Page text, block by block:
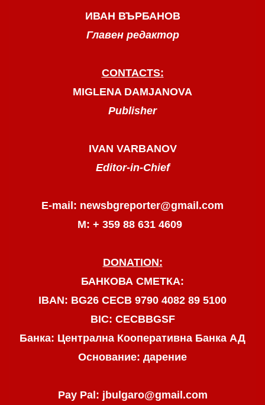
ИВАН ВЪРБАНОВ
Главен редактор
CONTACTS:
MIGLENA DAMJANOVA
Publisher
IVAN VARBANOV
Editor-in-Chief
E-mail: newsbgreporter@gmail.com
М: + 359 88 631 4609
DONATION:
БАНКОВА СМЕТКА:
IBAN: BG26 CECB 9790 4082 89 5100
BIC: CECBBGSF
Банка: Централна Кооперативна Банка АД
Основание: дарение
Pay Pal: jbulgaro@gmail.com